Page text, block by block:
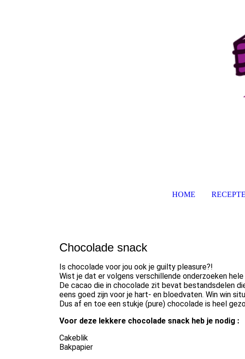
HOME
Chocolade snack
Is chocolade voor jou ook je guilty pleasure?!
Wist je dat er volgens verschillende onderzoeken
De cacao die in chocolade zit bevat bestandsdelen
eens goed zijn voor je hart- en bloedvaten. Win win
Dus af en toe een stukje (pure) chocolade is heel
Voor deze lekkere chocolade snack heb je nodig :
Cakeblik
Bakpapier